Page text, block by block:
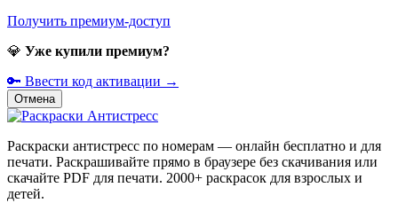
Получить премиум-доступ
💎 Уже купили премиум?
🔑 Ввести код активации →
Отмена
Раскраски антистресс по номерам — онлайн бесплатно и для
печати. Раскрашивайте прямо в браузере без скачивания или
скачайте PDF для печати. 2000+ раскрасок для взрослых и
детей.